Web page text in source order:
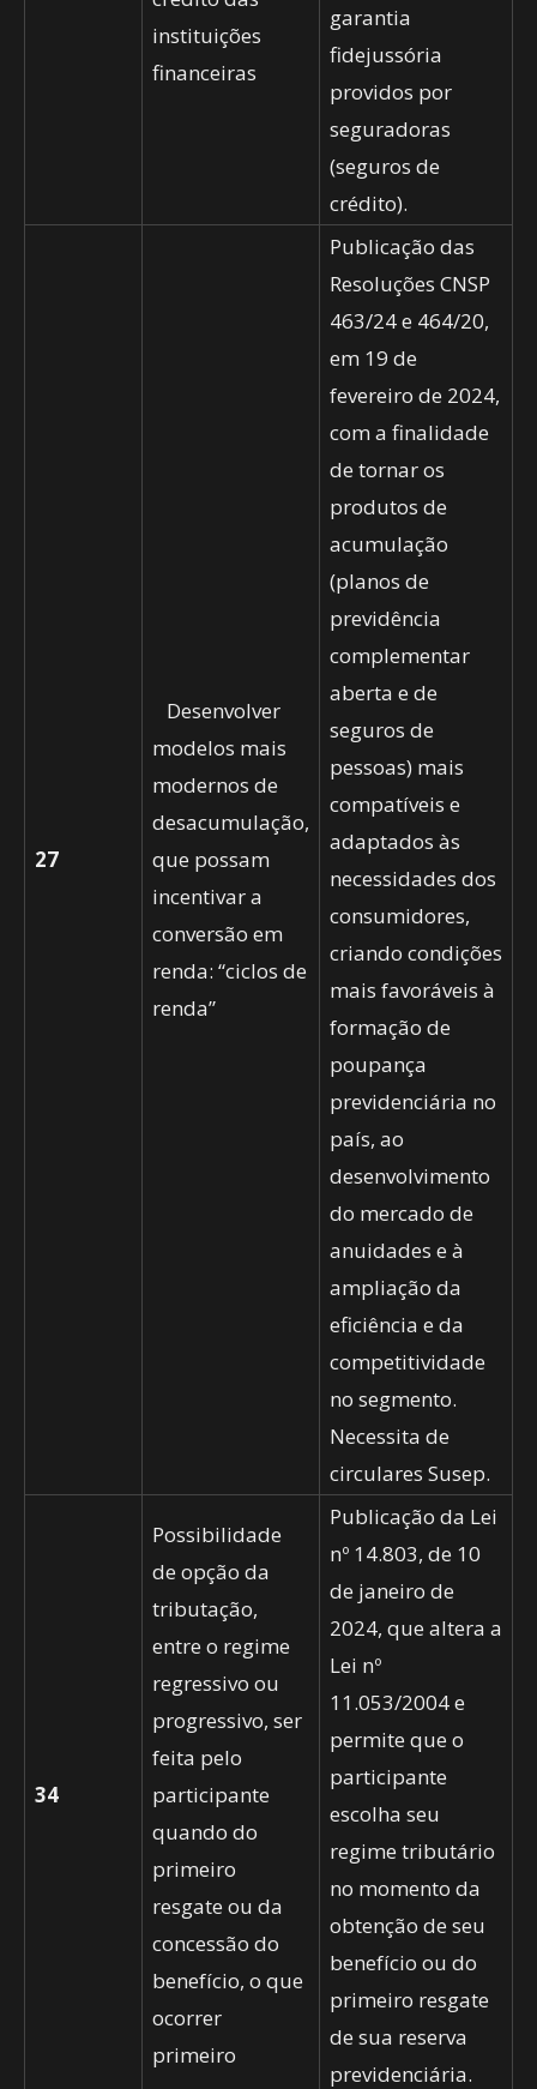
instituições
financeiras
garantia
fidejussória
providos por
seguradoras
(seguros de
crédito).
27
Desenvolver
modelos mais
modernos de
desacumulação,
que possam
incentivar a
conversão em
renda: “ciclos de
renda”
Publicação das
Resoluções CNSP
463/24 e 464/20,
em 19 de
fevereiro de 2024,
com a finalidade
de tornar os
produtos de
acumulação
(planos de
previdência
complementar
aberta e de
seguros de
pessoas) mais
compatíveis e
adaptados às
necessidades dos
consumidores,
criando condições
mais favoráveis à
formação de
poupança
previdenciária no
país, ao
desenvolvimento
do mercado de
anuidades e à
ampliação da
eficiência e da
competitividade
no segmento.
Necessita de
circulares Susep.
34
Possibilidade
de opção da
tributação,
entre o regime
regressivo ou
progressivo, ser
feita pelo
participante
quando do
primeiro
resgate ou da
concessão do
benefício, o que
ocorrer
primeiro
Publicação da Lei
nº 14.803, de 10
de janeiro de
2024, que altera a
Lei nº
11.053/2004 e
permite que o
participante
escolha seu
regime tributário
no momento da
obtenção de seu
benefício ou do
primeiro resgate
de sua reserva
previdenciária.